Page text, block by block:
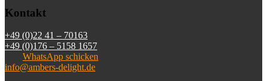
Kontakt
+49 (0)22 41 – 70163
+49 (0)176 – 5158 1657
WhatsApp schicken
info@ambers-delight.de